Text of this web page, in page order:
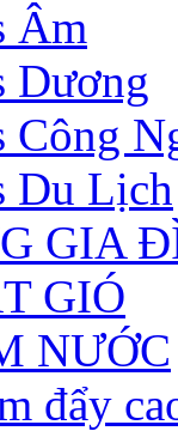
Âm
Dương
Công
Du Lịch
GIA
GIÓ
NƯỚC
đẩy